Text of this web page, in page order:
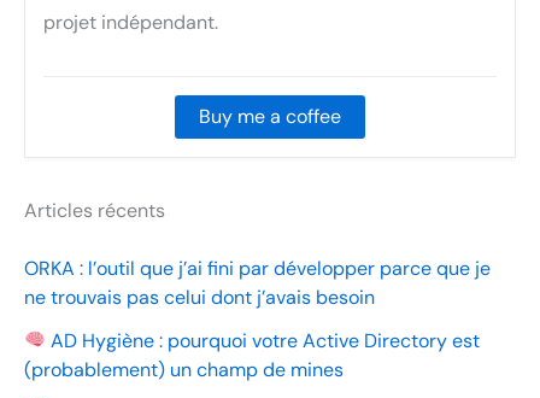
projet indépendant.
Buy me a coffee
Articles récents
ORKA : l’outil que j’ai fini par développer parce que je
ne trouvais pas celui dont j’avais besoin
AD Hygiène : pourquoi votre Active Directory est
(probablement) un champ de mines